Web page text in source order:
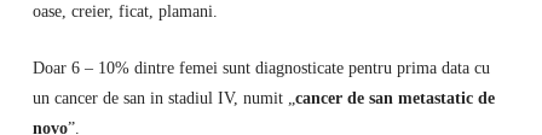
oase, creier, ficat, plamani.
Doar 6 – 10% dintre femei sunt diagnosticate pentru prima data cu
un cancer de san in stadiul IV, numit „ cancer de san metastatic de
novo”.